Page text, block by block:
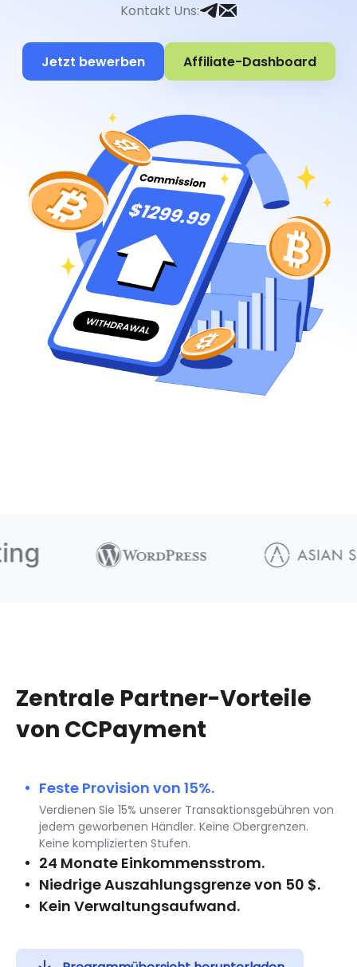
Kontakt Uns:
Jetzt bewerben Affiliate-Dashboard
Zentrale Partner-Vorteile
von CCPayment
Feste Provision von 15%.
Verdienen Sie 15% unserer Transaktionsgebühren von
jedem geworbenen Händler. Keine Obergrenzen.
Keine komplizierten Stufen.
24 Monate Einkommensstrom.
Niedrige Auszahlungsgrenze von 50 $.
Kein Verwaltungsaufwand.